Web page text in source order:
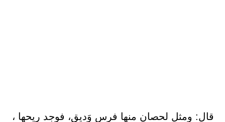
قال: ومثل لحصان منها فرس وَديق، فوجد ريحها ،